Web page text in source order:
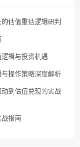
估值重估逻辑研判
辑与投资机遇
操作策略深度解析
到估值兑现的实战
战指南